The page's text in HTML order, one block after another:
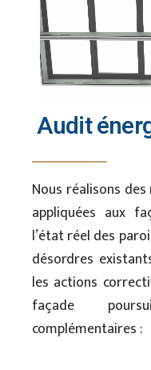
Audit
Nous réalisons
appliquées aux
l’état réel des
désordres
les actions
façade
complémentaires :